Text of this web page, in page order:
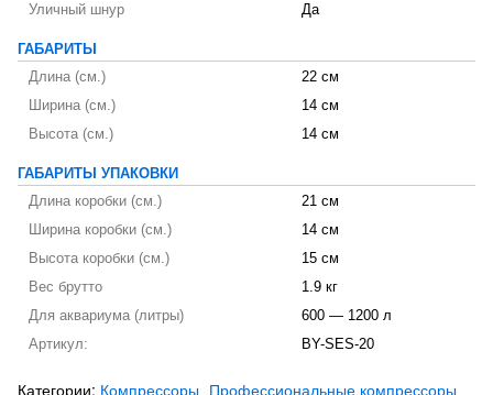
Уличный шнур
Да
ГАБАРИТЫ
Длина (см.)
22 см
Ширина (см.)
14 см
Высота (см.)
14 см
ГАБАРИТЫ УПАКОВКИ
Длина коробки (см.)
21 см
Ширина коробки (см.)
14 см
Высота коробки (см.)
15 см
Вес брутто
1.9 кг
Для аквариума (литры)
600 — 1200 л
Артикул:
BY-SES-20
Категории: Компрессоры Профессиональные компрессоры